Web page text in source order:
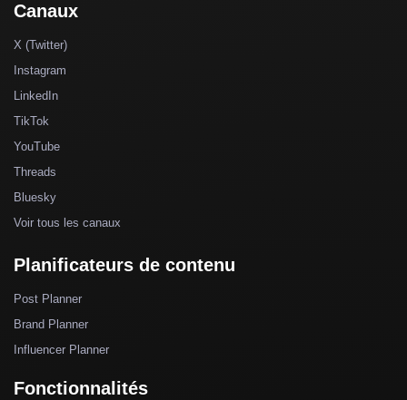
Canaux
X (Twitter)
Instagram
LinkedIn
TikTok
YouTube
Threads
Bluesky
Voir tous les canaux
Planificateurs de contenu
Post Planner
Brand Planner
Influencer Planner
Fonctionnalités